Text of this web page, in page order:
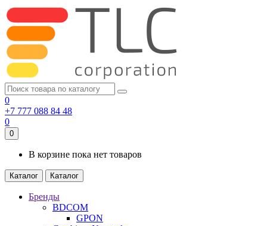
0
+7 777 088 84 48
0
0
В корзине пока нет товаров
Каталог Каталог
Бренды
BDCOM
GPON